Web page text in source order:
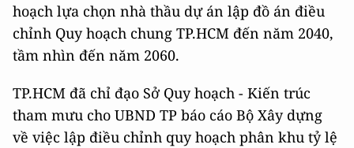
hoạch lựa chọn nhà thầu dự án lập đồ án điều
chỉnh Quy hoạch chung TP.HCM đến năm 2040,
tầm nhìn đến năm 2060.
TP.HCM đã chỉ đạo Sở Quy hoạch - Kiến trúc
tham mưu cho UBND TP báo cáo Bộ Xây dựng
về việc lập điều chỉnh quy hoạch phân khu tỷ lệ